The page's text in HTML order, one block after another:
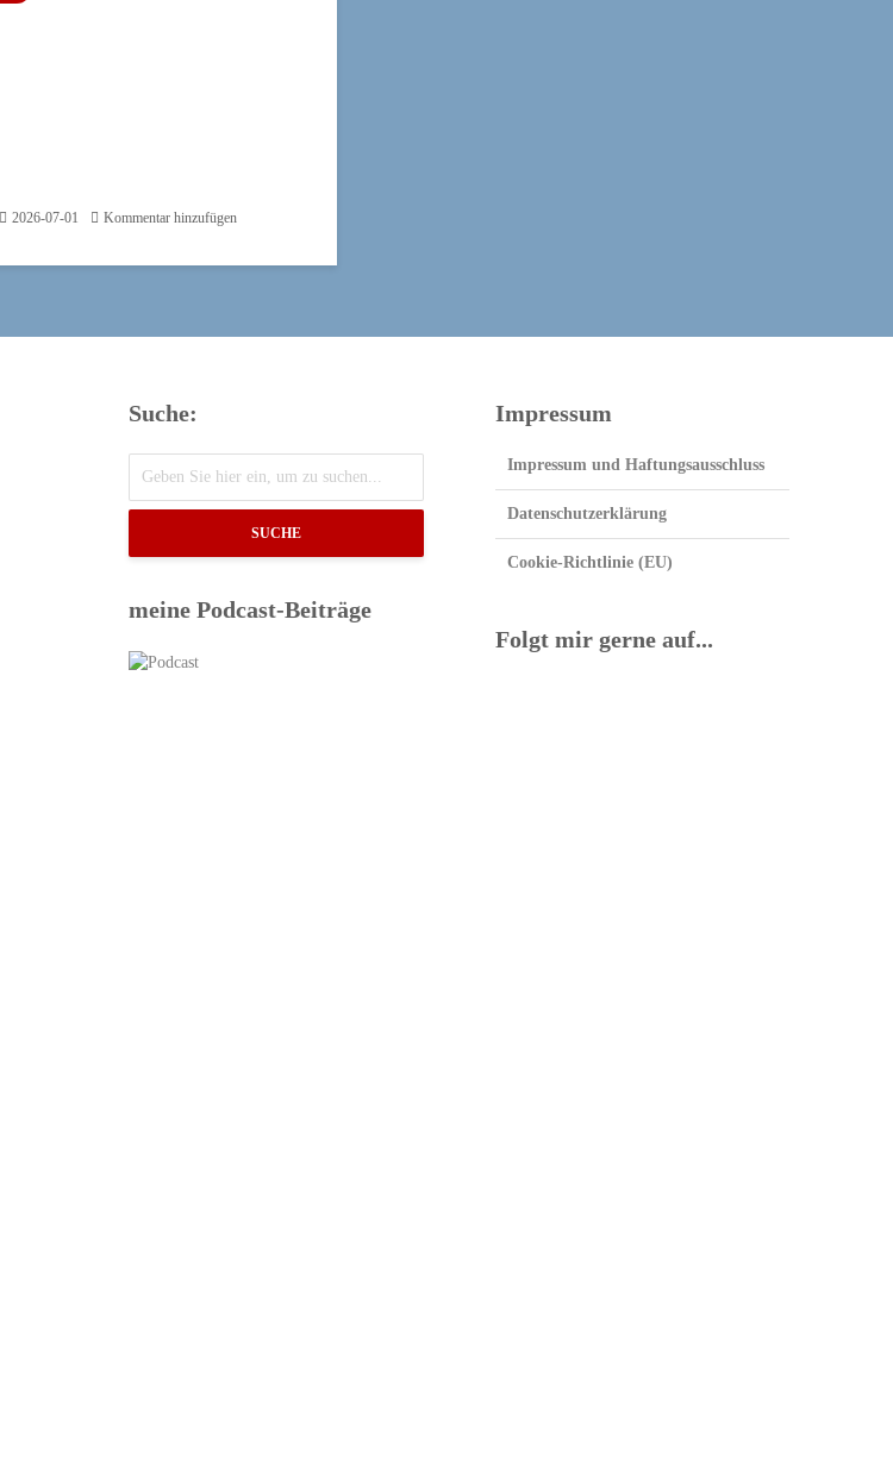
2026-07-01 Kommentar hinzufügen
Suche:
SUCHE
meine Podcast-Beiträge
Impressum
Impressum und Haftungsausschluss
Datenschutzerklärung
Cookie-Richtlinie (EU)
Folgt mir gerne auf...